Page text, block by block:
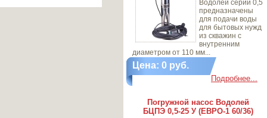
Водолей серии 0,5
предназначены
для подачи воды
для бытовых нужд
из скважин с
внутренним
диаметром от 110 мм...
Цена: 0 руб.
Подробнее...
Погружной насос Водолей
БЦПЭ 0,5-25 У (ЕВРО-1 60/36)